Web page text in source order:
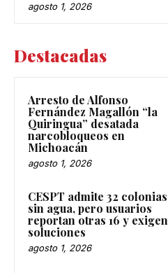
agosto 1, 2026
Destacadas
Arresto de Alfonso
Fernández Magallón “la
Quiringua” desatada
narcobloqueos en
Michoacán
agosto 1, 2026
CESPT admite 32 colonias
sin agua, pero usuarios
reportan otras 16 y exigen
soluciones
agosto 1, 2026